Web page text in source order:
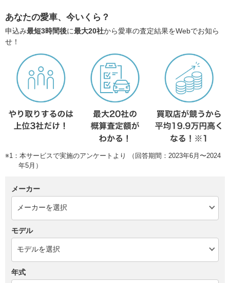
あなたの愛車、今いくら？
申込み最短3時間後に最大20社から愛車の査定結果をWebでお知ら
せ！
※1：本サービスで実施のアンケートより （回答期間：2023年6月〜2024
年5月）
メーカー
モデル
年式